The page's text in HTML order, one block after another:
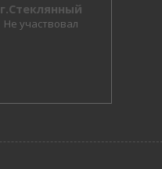
г.Стеклянный
Не участвовал